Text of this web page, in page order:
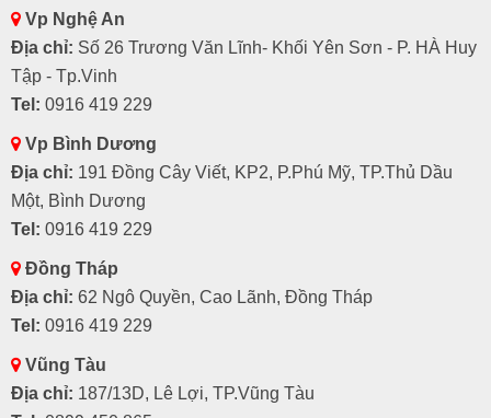
Vp Nghệ An
Địa chỉ: Số 26 Trương Văn Lĩnh- Khối Yên Sơn - P. HÀ Huy
Tập - Tp.Vinh
Tel: 0916 419 229
Vp Bình Dương
Địa chỉ: 191 Đồng Cây Viết, KP2, P.Phú Mỹ, TP.Thủ Dầu
Một, Bình Dương
Tel: 0916 419 229
Đồng Tháp
Địa chỉ: 62 Ngô Quyền, Cao Lãnh, Đồng Tháp
Tel: 0916 419 229
Vũng Tàu
Địa chỉ: 187/13D, Lê Lợi, TP.Vũng Tàu